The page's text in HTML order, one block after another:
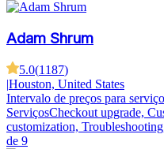
Adam Shrum
5.0(1187)
|Houston, United States
Intervalo de preços para
ServiçosCheckout upgrade,
customization,
de 9